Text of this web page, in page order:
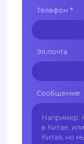
Телефон *
Эл.почта
Сообщение